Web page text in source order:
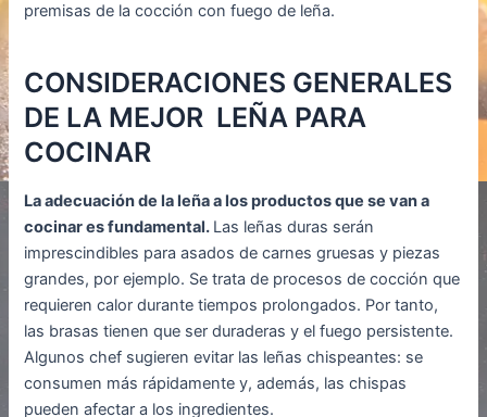
premisas de la cocción con fuego de leña.
CONSIDERACIONES GENERALES
DE LA MEJOR LEÑA PARA
COCINAR
La adecuación de la leña a los productos que se van a
cocinar es fundamental. Las leñas duras serán
imprescindibles para asados de carnes gruesas y piezas
grandes, por ejemplo. Se trata de procesos de cocción que
requieren calor durante tiempos prolongados. Por tanto,
las brasas tienen que ser duraderas y el fuego persistente.
Algunos chef sugieren evitar las leñas chispeantes: se
consumen más rápidamente y, además, las chispas
pueden afectar a los ingredientes.